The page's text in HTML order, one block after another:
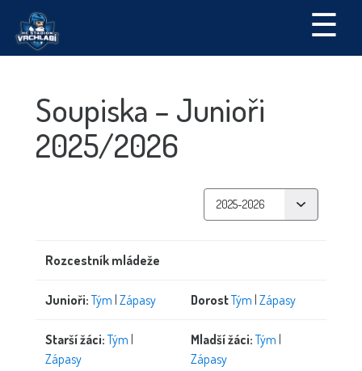
☰
Soupiska – Junioři
2025/2026
Rozcestník mládeže
Junioři: Tým | Zápasy DorostTým | Zápasy
Starší žáci: Tým |
Zápasy
Mladší žáci: Tým |
Zápasy